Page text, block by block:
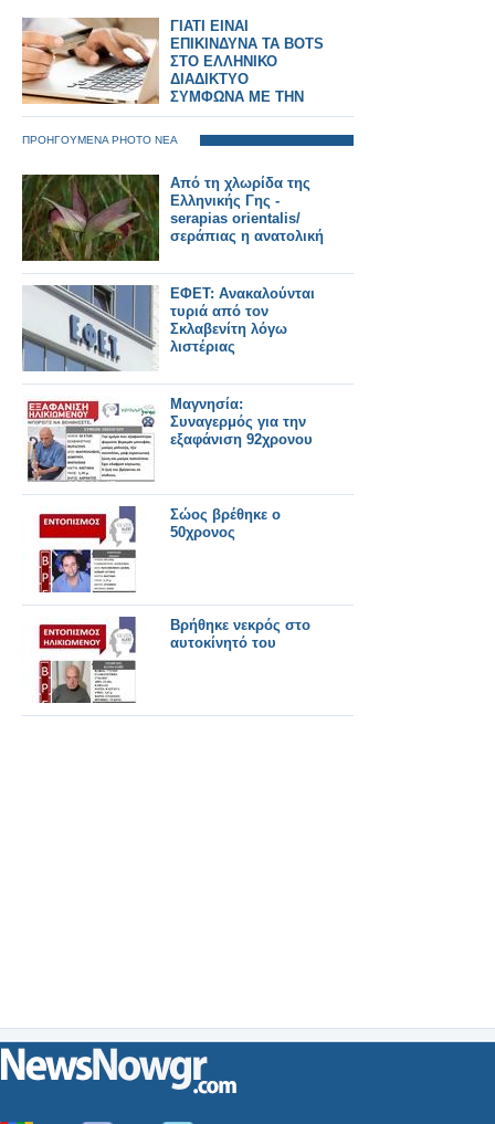
ΓΙΑΤΙ ΕΙΝΑΙ
ΕΠΙΚΙΝΔΥΝΑ ΤΑ BOTS
ΣΤΟ ΕΛΛΗΝΙΚΟ
ΔΙΑΔΙΚΤΥΟ
ΣΥΜΦΩΝΑ ΜΕ ΤΗΝ
ΕΛ.ΑΣ.
ΠΡΟΗΓΟΥΜΕΝΑ PHOTO ΝΕΑ
Από τη χλωρίδα της
Ελληνικής Γης -
serapias orientalis/
σεράπιας η ανατολική
ΕΦΕΤ: Ανακαλούνται
τυριά από τον
Σκλαβενίτη λόγω
λιστέριας
Μαγνησία:
Συναγερμός για την
εξαφάνιση 92χρονου
Σώος βρέθηκε ο
50χρονος
Βρήθηκε νεκρός στο
αυτοκίνητό του